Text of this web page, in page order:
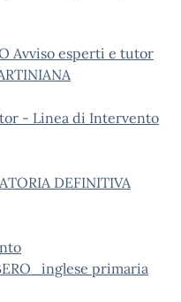
Avviso esperti e tutor
- Linea di Intervento
DEFINITIVA
primaria